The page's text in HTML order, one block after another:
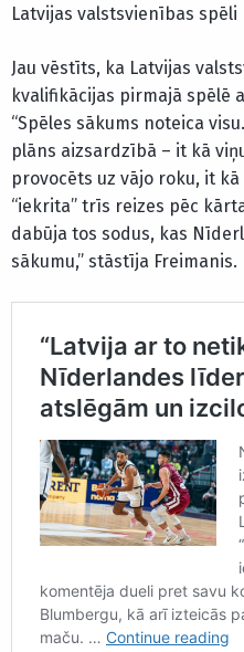
Latvijas valstsvienības
Jau vēstīts, ka Latvijas
kvalifikācijas pirmajā spēlē
“Spēles sākums noteica
plāns aizsardzībā – it kā
provocēts uz vājo roku, it
“iekrita” trīs reizes pēc
dabūja tos sodus, kas
sākumu,” stāstīja Freimanis.